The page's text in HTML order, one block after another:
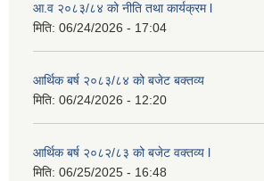
आ.व २०८३/८४ को नीति तथा कार्यक्रम l
मिति: 06/24/2026 - 17:04
आर्थिक बर्ष २०८३/८४ को बजेट बक्तव्य
मिति: 06/24/2026 - 12:20
आर्थिक बर्ष २०८२/८३ को बजेट वक्तव्य l
मिति: 06/25/2025 - 16:48